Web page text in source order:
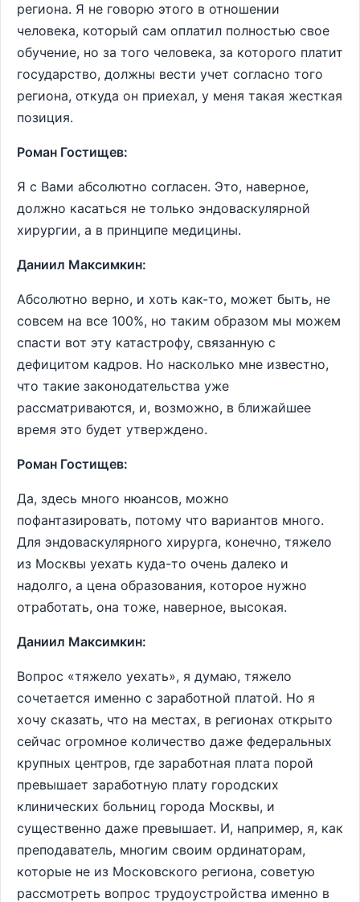
региона. Я не говорю этого в отношении
человека, который сам оплатил полностью свое
обучение, но за того человека, за которого платит
государство, должны вести учет согласно того
региона, откуда он приехал, у меня такая жесткая
позиция.
Роман Гостищев:
Я с Вами абсолютно согласен. Это, наверное,
должно касаться не только эндоваскулярной
хирургии, а в принципе медицины.
Даниил Максимкин:
Абсолютно верно, и хоть как-то, может быть, не
совсем на все 100%, но таким образом мы можем
спасти вот эту катастрофу, связанную с
дефицитом кадров. Но насколько мне известно,
что такие законодательства уже
рассматриваются, и, возможно, в ближайшее
время это будет утверждено.
Роман Гостищев:
Да, здесь много нюансов, можно
пофантазировать, потому что вариантов много.
Для эндоваскулярного хирурга, конечно, тяжело
из Москвы уехать куда-то очень далеко и
надолго, а цена образования, которое нужно
отработать, она тоже, наверное, высокая.
Даниил Максимкин:
Вопрос «тяжело уехать», я думаю, тяжело
сочетается именно с заработной платой. Но я
хочу сказать, что на местах, в регионах открыто
сейчас огромное количество даже федеральных
крупных центров, где заработная плата порой
превышает заработную плату городских
клинических больниц города Москвы, и
существенно даже превышает. И, например, я, как
преподаватель, многим своим ординаторам,
которые не из Московского региона, советую
рассмотреть вопрос трудоустройства именно в